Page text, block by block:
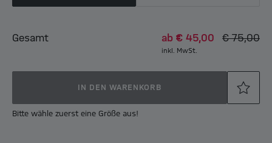
Gesamt ab € 45,00 € 75,00
inkl. MwSt.
IN DEN WARENKORB
Bitte wähle zuerst eine Größe aus!